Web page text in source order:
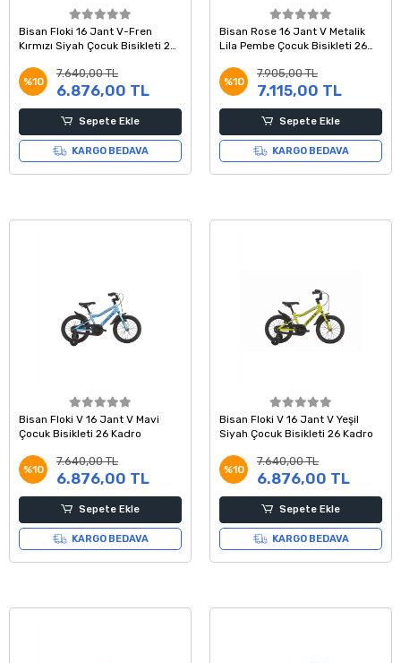
Bisan Floki 16 Jant V-Fren
Kırmızı Siyah Çocuk Bisikleti 26
%10
7.640,00 TL
6.876,00 TL
Sepete Ekle
KARGO BEDAVA
Bisan Rose 16 Jant V Metalik
Lila Pembe Çocuk Bisikleti 26
%10
7.905,00 TL
7.115,00 TL
Sepete Ekle
KARGO BEDAVA
Bisan Floki V 16 Jant V Mavi
Çocuk Bisikleti 26 Kadro
%10
7.640,00 TL
6.876,00 TL
Sepete Ekle
KARGO BEDAVA
Bisan Floki V 16 Jant V Yeşil
Siyah Çocuk Bisikleti 26 Kadro
%10
7.640,00 TL
6.876,00 TL
Sepete Ekle
KARGO BEDAVA